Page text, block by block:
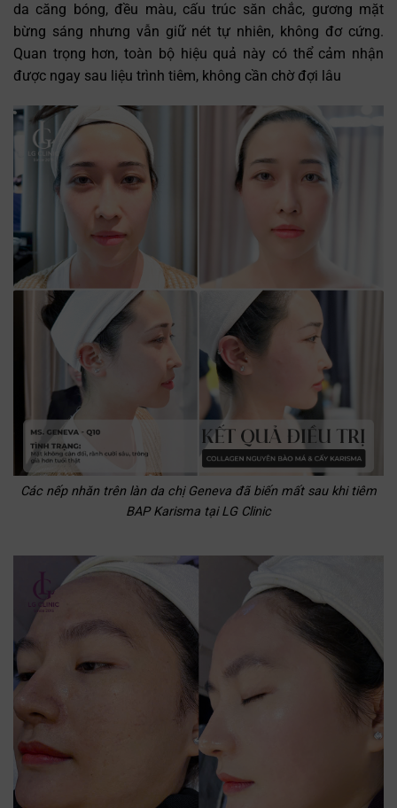
da căng bóng, đều màu, cấu trúc săn chắc, gương mặt
bừng sáng nhưng vẫn giữ nét tự nhiên, không đơ cứng.
Quan trọng hơn, toàn bộ hiệu quả này có thể cảm nhận
được ngay sau liệu trình tiêm, không cần chờ đợi lâu
Các nếp nhăn trên làn da chị Geneva đã biến mất sau khi tiêm
BAP Karisma tại LG Clinic